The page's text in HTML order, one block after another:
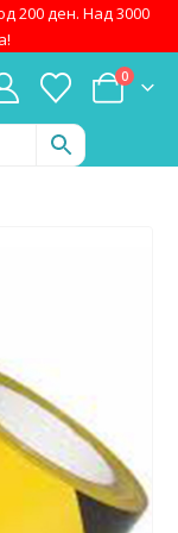
200 ден. Над 3000
0